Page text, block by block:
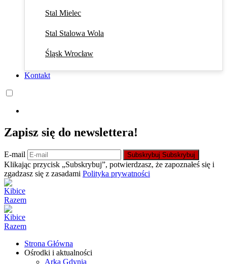
Stal Mielec
Stal Stalowa Wola
Śląsk Wrocław
Kontakt
Zapisz się do newslettera!
E-mail Subskrybuj Subskrybuj
Klikając przycisk „Subskrybuj”, potwierdzasz, że zapoznałeś się i
zgadzasz się z zasadami Polityka prywatności
Strona Główna
Ośrodki i aktualności
Arka Gdynia